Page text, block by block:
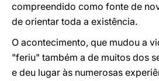
compreendido como fonte de
de orientar toda a existência.
O acontecimento, que mudou a
"feriu" também a de muitos dos
e deu lugar às numerosas